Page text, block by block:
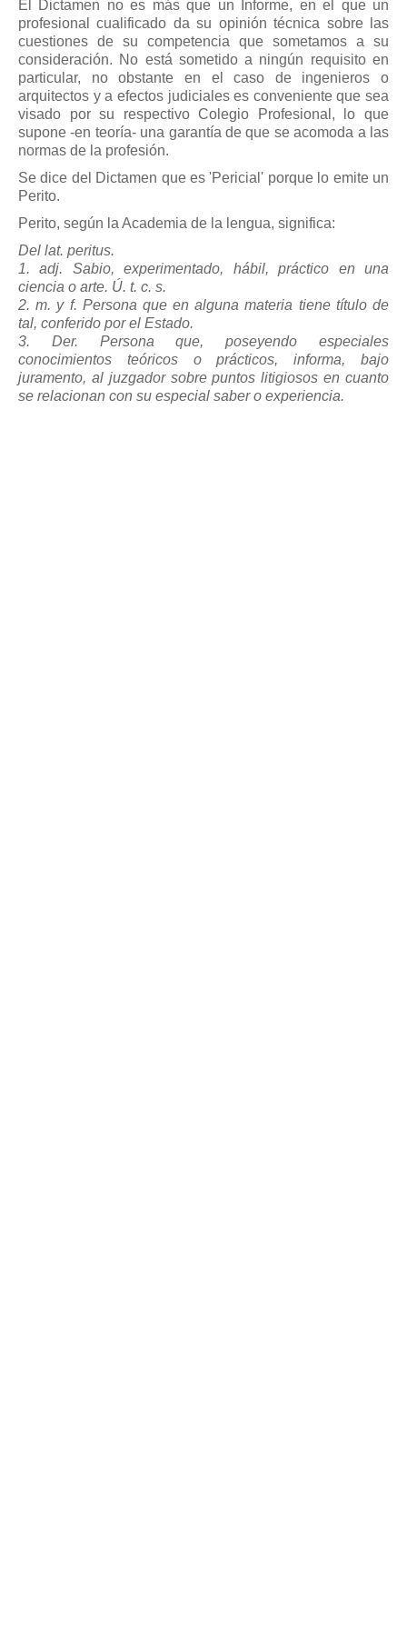
Requerimientos y comunicaciones
Formularios sobre Propiedad Horizontal
Modelos de Convocatoria de Junta de Propietarios
Modelos de Acta de Junta de Propietarios
Requerimientos y comunicaciones
Legislación
Legislación sobre Arrendamientos Urbanos
Legislación sobre la Comunidad de Propietarios
Legislación sobre Adquisición de Vivienda en Propiedad
Legislación de interés práctico
Diccionario
Usuario
Entrar / Salir
El Dictamen no es más que un Informe, en el que un
profesional cualificado da su opinión técnica sobre las
cuestiones de su competencia que sometamos a su
consideración. No está sometido a ningún requisito en
particular, no obstante en el caso de ingenieros o
arquitectos y a efectos judiciales es conveniente que sea
visado por su respectivo Colegio Profesional, lo que
supone -en teoría- una garantía de que se acomoda a las
normas de la profesión.
Se dice del Dictamen que es 'Pericial' porque lo emite un
Perito.
Perito, según la Academia de la lengua, significa:
Del lat. peritus.
1. adj. Sabio, experimentado, hábil, práctico en una
ciencia o arte. Ú. t. c. s.
2. m. y f. Persona que en alguna materia tiene título de
tal, conferido por el Estado.
3. Der. Persona que, poseyendo especiales
conocimientos teóricos o prácticos, informa, bajo
juramento, al juzgador sobre puntos litigiosos en cuanto
se relacionan con su especial saber o experiencia.